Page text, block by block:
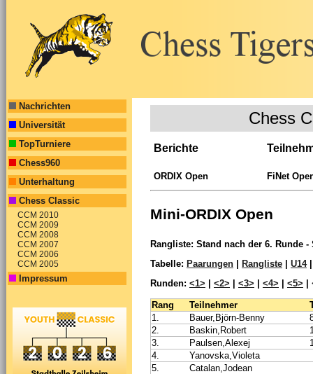
Nachrichten
Universität
TopTurniere
Chess960
Unterhaltung
Chess Classic
CCM 2010
CCM 2009
CCM 2008
CCM 2007
CCM 2006
CCM 2005
Impressum
Chess
Berichte
ORDIX Open FiNet
Mini-ORDIX Open
Rangliste: Stand nach der 6. Runde -
Tabelle: Paarungen Rangliste U14
Runden: <1> <2> <3> <4> <5>
Rang Teilnehmer
1.
Bauer,Björn-Benny
2.
Baskin,Robert
3.
Paulsen,Alexej
4.
Yanovska,Violeta
5.
Catalan,Jodean